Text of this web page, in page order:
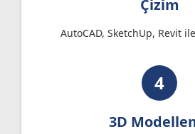
Çizim
AutoCAD, SketchUp, Revit
4
3D